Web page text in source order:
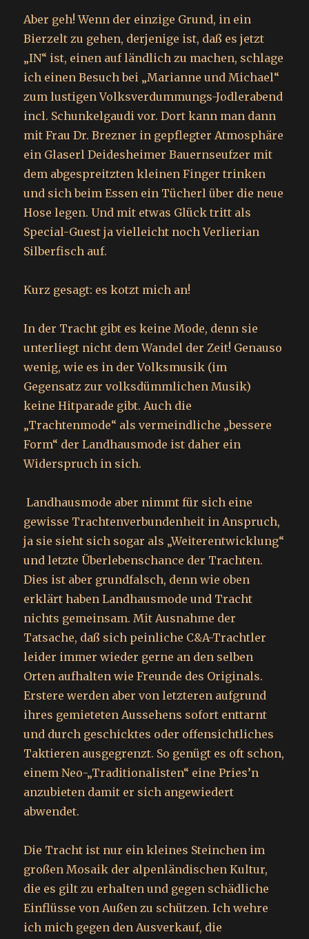
Aber geh! Wenn der einzige Grund, in ein
Bierzelt zu gehen, derjenige ist, daß es jetzt
„IN“ ist, einen auf ländlich zu machen, schlage
ich einen Besuch bei „Marianne und Michael“
zum lustigen Volksverdummungs-Jodlerabend
incl. Schunkelgaudi vor. Dort kann man dann
mit Frau Dr. Brezner in gepflegter Atmosphäre
ein Glaserl Deidesheimer Bauernseufzer mit
dem abgespreitzten kleinen Finger trinken
und sich beim Essen ein Tücherl über die neue
Hose legen. Und mit etwas Glück tritt als
Special-Guest ja vielleicht noch Verlierian
Silberfisch auf.
Kurz gesagt: es kotzt mich an!
In der Tracht gibt es keine Mode, denn sie
unterliegt nicht dem Wandel der Zeit! Genauso
wenig, wie es in der Volksmusik (im
Gegensatz zur volksdümmlichen Musik)
keine Hitparade gibt. Auch die
„Trachtenmode“ als vermeindliche „bessere
Form“ der Landhausmode ist daher ein
Widerspruch in sich.
Landhausmode aber nimmt für sich eine
gewisse Trachtenverbundenheit in Anspruch,
ja sie sieht sich sogar als „Weiterentwicklung“
und letzte Überlebenschance der Trachten.
Dies ist aber grundfalsch, denn wie oben
erklärt haben Landhausmode und Tracht
nichts gemeinsam. Mit Ausnahme der
Tatsache, daß sich peinliche C&A-Trachtler
leider immer wieder gerne an den selben
Orten aufhalten wie Freunde des Originals.
Erstere werden aber von letzteren aufgrund
ihres gemieteten Aussehens sofort enttarnt
und durch geschicktes oder offensichtliches
Taktieren ausgegrenzt. So genügt es oft schon,
einem Neo-„Traditionalisten“ eine Pries’n
anzubieten damit er sich angewiedert
abwendet.
Die Tracht ist nur ein kleines Steinchen im
großen Mosaik der alpenländischen Kultur,
die es gilt zu erhalten und gegen schädliche
Einflüsse von Außen zu schützen. Ich wehre
ich mich gegen den Ausverkauf, die